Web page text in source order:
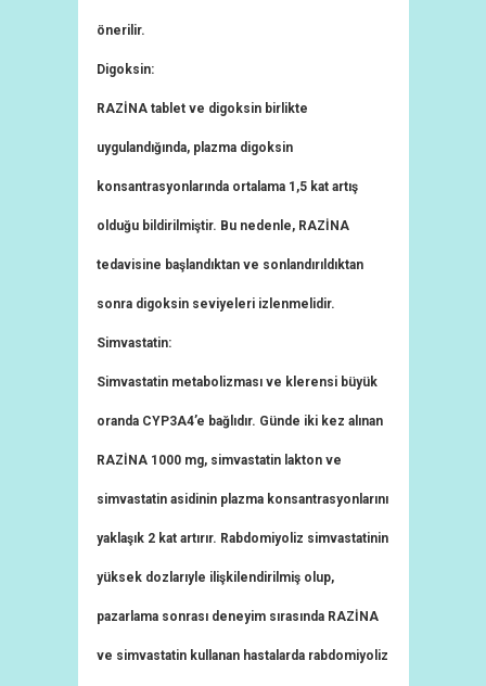
önerilir.
Digoksin:
RAZİNA tablet ve digoksin birlikte
uygulandığında, plazma digoksin
konsantrasyonlarında ortalama 1,5 kat artış
olduğu bildirilmiştir. Bu nedenle, RAZİNA
tedavisine başlandıktan ve sonlandırıldıktan
sonra digoksin seviyeleri izlenmelidir.
Simvastatin:
Simvastatin metabolizması ve klerensi büyük
oranda CYP3A4’e bağlıdır. Günde iki kez alınan
RAZİNA 1000 mg, simvastatin lakton ve
simvastatin asidinin plazma konsantrasyonlarını
yaklaşık 2 kat artırır. Rabdomiyoliz simvastatinin
yüksek dozlarıyle ilişkilendirilmiş olup,
pazarlama sonrası deneyim sırasında RAZİNA
ve simvastatin kullanan hastalarda rabdomiyoliz